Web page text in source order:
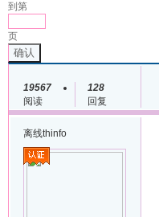
到第
页
确认
19567
阅读
128
回复
离线thinfo